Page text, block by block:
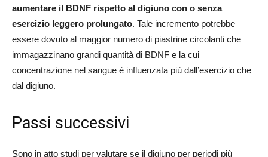
aumentare il BDNF rispetto al digiuno con o senza
esercizio leggero prolungato. Tale incremento potrebbe
essere dovuto al maggior numero di piastrine circolanti che
immagazzinano grandi quantità di BDNF e la cui
concentrazione nel sangue è influenzata più dall’esercizio che
dal digiuno.
Passi successivi
Sono in atto studi per valutare se il digiuno per periodi più